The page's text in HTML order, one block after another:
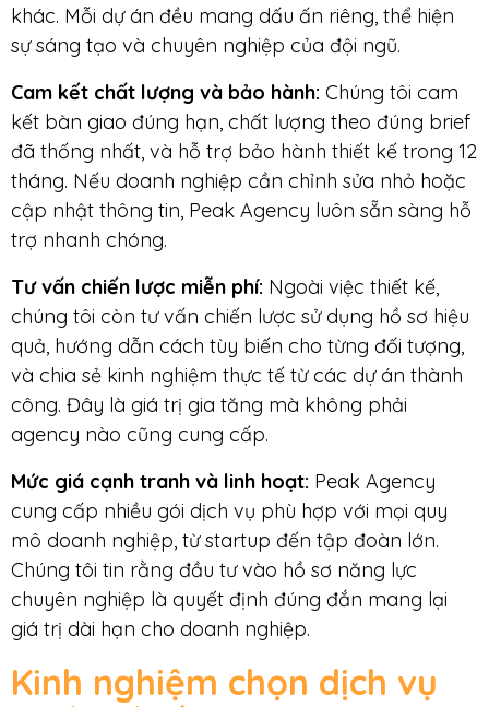
khác. Mỗi dự án đều mang dấu ấn riêng, thể hiện
sự sáng tạo và chuyên nghiệp của đội ngũ.
Cam kết chất lượng và bảo hành: Chúng tôi cam
kết bàn giao đúng hạn, chất lượng theo đúng brief
đã thống nhất, và hỗ trợ bảo hành thiết kế trong 12
tháng. Nếu doanh nghiệp cần chỉnh sửa nhỏ hoặc
cập nhật thông tin, Peak Agency luôn sẵn sàng hỗ
trợ nhanh chóng.
Tư vấn chiến lược miễn phí: Ngoài việc thiết kế,
chúng tôi còn tư vấn chiến lược sử dụng hồ sơ hiệu
quả, hướng dẫn cách tùy biến cho từng đối tượng,
và chia sẻ kinh nghiệm thực tế từ các dự án thành
công. Đây là giá trị gia tăng mà không phải
agency nào cũng cung cấp.
Mức giá cạnh tranh và linh hoạt: Peak Agency
cung cấp nhiều gói dịch vụ phù hợp với mọi quy
mô doanh nghiệp, từ startup đến tập đoàn lớn.
Chúng tôi tin rằng đầu tư vào hồ sơ năng lực
chuyên nghiệp là quyết định đúng đắn mang lại
giá trị dài hạn cho doanh nghiệp.
Kinh nghiệm chọn dịch vụ